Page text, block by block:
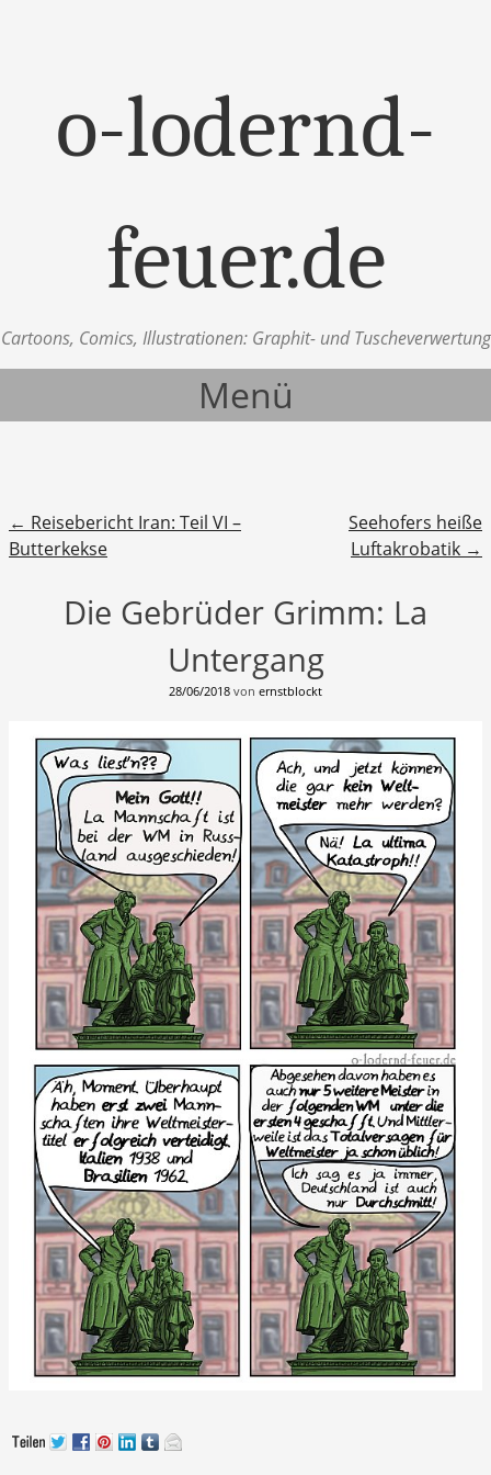
o-lodernd-
feuer.de
Cartoons, Comics, Illustrationen: Graphit- und Tuscheverwertung
Menü
Beitragsnavigation
← Reisebericht Iran: Teil VI –
Butterkekse
Seehofers heiße
Luftakrobatik →
Die Gebrüder Grimm: La
Untergang
28/06/2018 von ernstblockt